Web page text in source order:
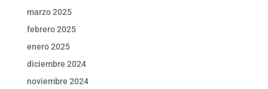
marzo 2025
febrero 2025
enero 2025
diciembre 2024
noviembre 2024